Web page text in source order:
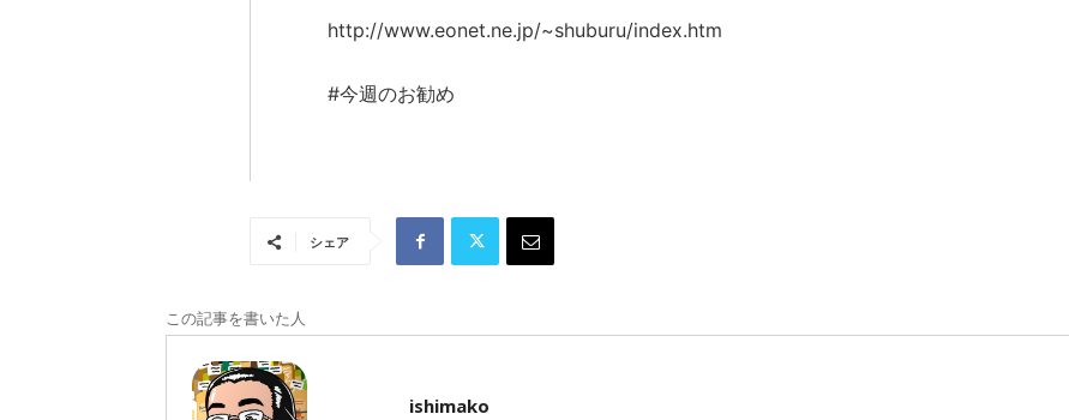
http://www.eonet.ne.jp/~shuburu/index.htm
#今週のお勧め
シェア
この記事を書いた人
ishimako